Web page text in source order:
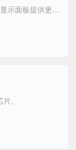
集成PMIC与P-Gamma二合一显示芯片为显示面板提供更高精度，更灵活应用的解决方案。
。